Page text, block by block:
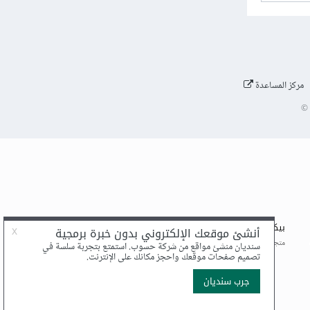
مركز المساعدة
©